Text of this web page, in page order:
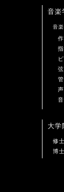
音楽
音
大学
修
博